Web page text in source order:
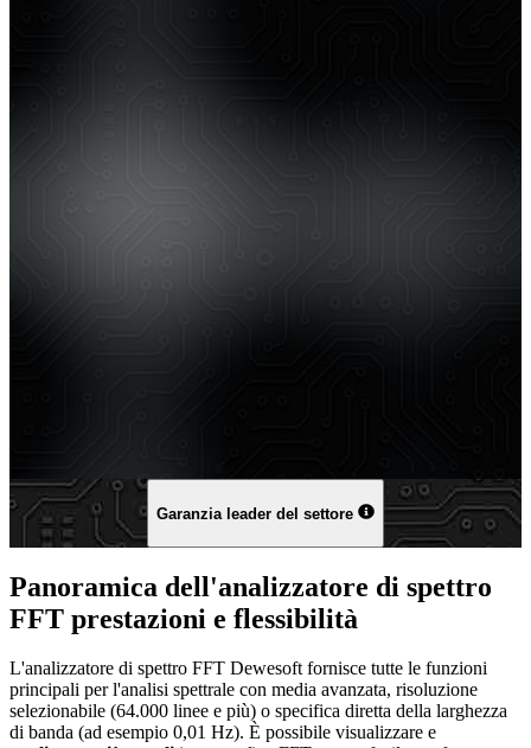
Garanzia leader del settore
Panoramica dell'analizzatore di spettro
FFT prestazioni e flessibilità
L'analizzatore di spettro FFT Dewesoft fornisce tutte le funzioni
principali per l'analisi spettrale con media avanzata, risoluzione
selezionabile (64.000 linee e più) o specifica diretta della larghezza
di banda (ad esempio 0,01 Hz). È possibile visualizzare e